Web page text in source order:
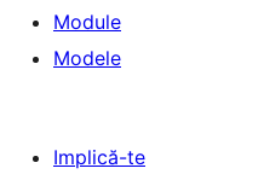
Module
Modele
Implică-te